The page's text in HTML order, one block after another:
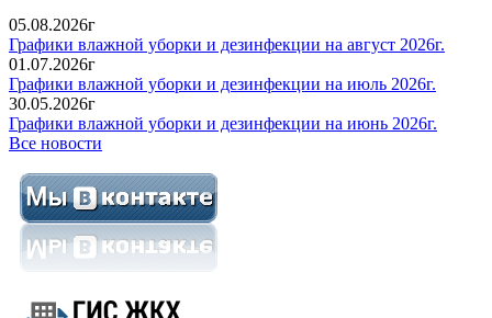
05.08.2026г
Графики влажной уборки и дезинфекции на август 2026г.
01.07.2026г
Графики влажной уборки и дезинфекции на июль 2026г.
30.05.2026г
Графики влажной уборки и дезинфекции на июнь 2026г.
Все новости